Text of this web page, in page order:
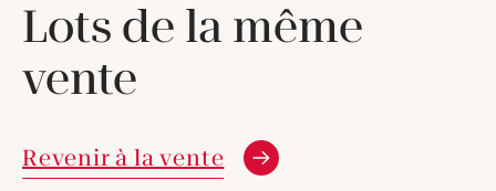
Lots de la même
vente
Revenir à la vente